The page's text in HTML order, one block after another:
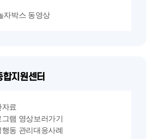
자박스 동영상
지원센터
료
그램 영상보러가기
동 관리대응사례